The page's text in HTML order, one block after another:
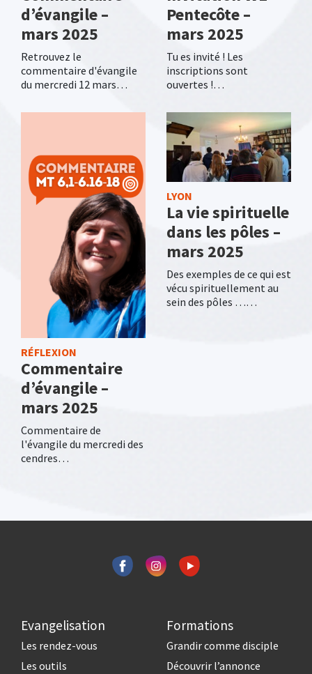
d’évangile –
mars 2025
Retrouvez le
commentaire d'évangile
du mercredi 12 mars…
RÉFLEXION
Commentaire
d’évangile –
mars 2025
Commentaire de
l'évangile du mercredi des
cendres…
Pentecôte –
mars 2025
Tu es invité ! Les
inscriptions sont
ouvertes !…
LYON
La vie spirituelle
dans les pôles –
mars 2025
Des exemples de ce qui est
vécu spirituellement au
sein des pôles ……
Evangelisation
Les rendez-vous
Les outils
Formations
Grandir comme disciple
Découvrir l’annonce